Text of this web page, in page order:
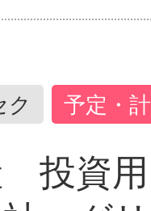
ク 予定・
投資